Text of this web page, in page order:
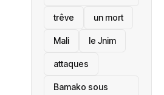
trêve un mort
Mali le Jnim
attaques
Bamako sous